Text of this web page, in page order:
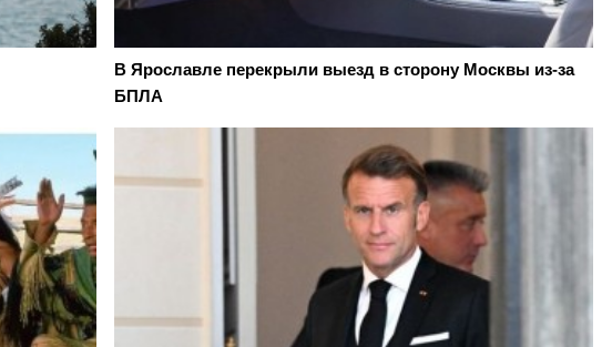
В Ярославле перекрыли выезд в сторону Москвы из-за
БПЛА